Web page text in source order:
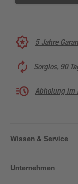
5 Jahre
Sorglos, 90
Abholung im
Wissen & Service
Unternehmen